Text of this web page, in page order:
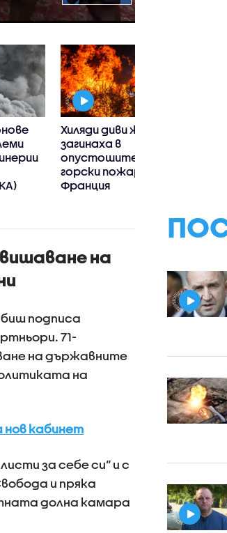
Хиляди диви животни
загинаха в
опустошителните
горски пожари във
Франция
на
подписа
71-
на държавните
на
нов кабинет
за себе си“ и с
и пряка
долна камара